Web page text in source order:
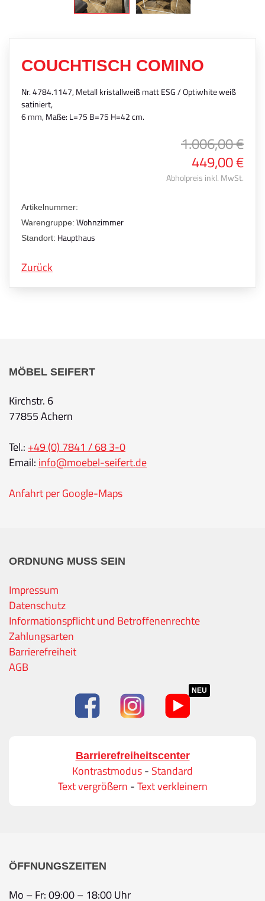
COUCHTISCH COMINO
Nr. 4784.1147, Metall kristallweiß matt ESG / Optiwhite weiß
satiniert,
6 mm, Maße: L=75 B=75 H=42 cm.
1.006,00 €
449,00 €
Abholpreis inkl. MwSt.
Artikelnummer:
Warengruppe: Wohnzimmer
Standort: Haupthaus
Zurück
MÖBEL SEIFERT
Kirchstr. 6
77855 Achern
Tel.: +49 (0) 7841 / 68 3-0
Email: info@moebel-seifert.de
Anfahrt per Google-Maps
ORDNUNG MUSS SEIN
Impressum
Datenschutz
Informationspflicht und Betroffenenrechte
Zahlungsarten
Barrierefreiheit
AGB
NEU
Barrierefreiheitscenter
Kontrastmodus- Standard
Text vergrößern -Text verkleinern
ÖFFNUNGSZEITEN
Mo – Fr: 09:00 – 18:00 Uhr